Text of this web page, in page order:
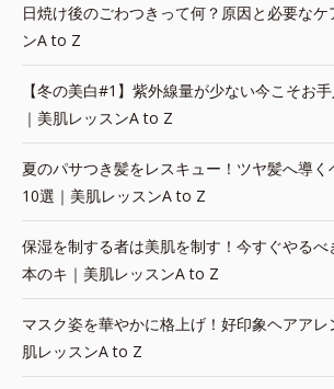
日焼け後のごわつきって何？原因と必要な
ンA to Z
【冬の美白#1】紫外線量が少ない今こそお
｜美肌レッスンA to Z
夏のパサつき髪をレスキュー！ツヤ髪へ導く
10選｜美肌レッスンA to Z
保湿を制する者は美肌を制す！今すぐやるべ
本のキ｜美肌レッスンA to Z
マスク姿を華やかに格上げ！好印象ヘアア
肌レッスンA to Z